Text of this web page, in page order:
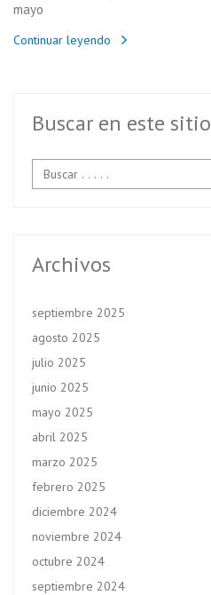
mayo
Continuar leyendo
Buscar en este sitio
Archivos
septiembre 2025
agosto 2025
julio 2025
junio 2025
mayo 2025
abril 2025
marzo 2025
febrero 2025
diciembre 2024
noviembre 2024
octubre 2024
septiembre 2024